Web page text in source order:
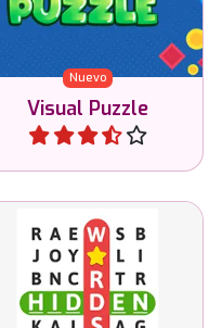
Nuevo
Visual Puzzle
una figura 3D o viceversa.
Jugar
Encuentra las palabras
ocultas en esta sopa de
letras.